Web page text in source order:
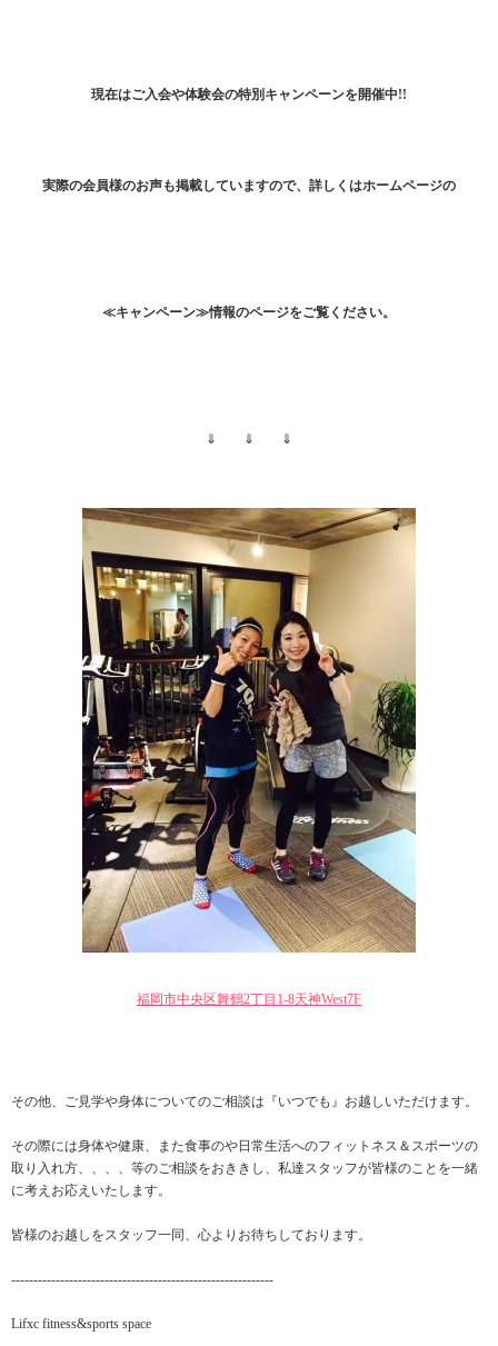
現在はご入会や体験会の特別キャンペーンを開催中!!
実際の会員様のお声も掲載していますので、詳しくはホームページの
≪キャンペーン≫情報のページをご覧ください。
⇓ ⇓ ⇓
福岡市中央区舞鶴2丁目1-8天神West7F
その他、ご見学や身体についてのご相談は『いつでも』お越しいただけます。
その際には身体や健康、また食事のや日常生活へのフィットネス＆スポーツの
取り入れ方、、、、等のご相談をおききし、私達スタッフが皆様のことを一緒
に考えお応えいたします。
皆様のお越しをスタッフ一同、心よりお待ちしております。
-----------------------------------------------------------
Lifxc fitness&sports space